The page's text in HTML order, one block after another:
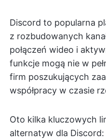
Discord to popularna
z rozbudowanych
połączeń wideo i
funkcje mogą nie w
firm poszukujących
współpracy w czasie
Oto kilka kluczowych
alternatyw dla Discord: